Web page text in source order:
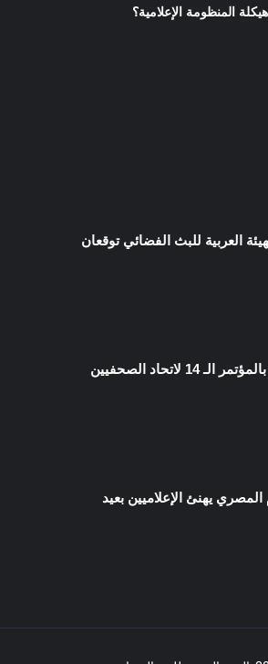
المنظومة الإعلامية؟
العربية للبث الفضائي توقعان
الجامعة العربية تشارك بالمؤتمر الـ 14 لاتحاد الصحفيين
المصري يهنئ الإعلاميين بعيد